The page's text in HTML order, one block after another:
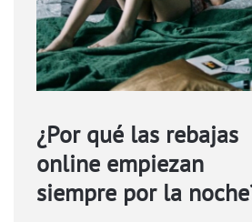
¿Por qué las rebajas
online empiezan
siempre por la